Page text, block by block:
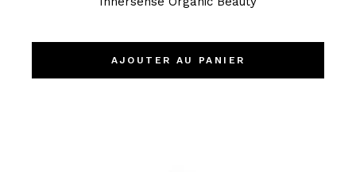
AJOUTER AU PANIER